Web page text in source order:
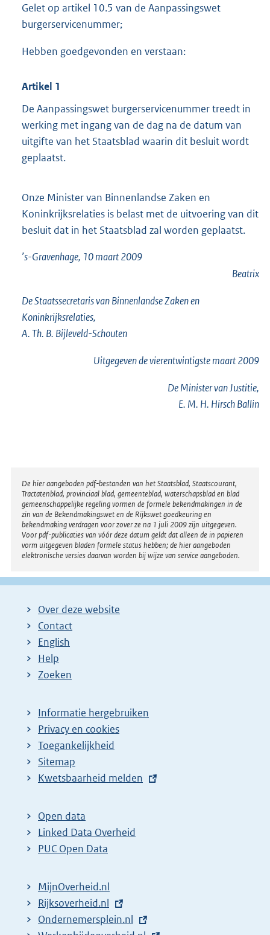
Gelet op artikel 10.5 van de Aanpassingswet
burgerservicenummer;
Hebben goedgevonden en verstaan:
Artikel 1
De Aanpassingswet burgerservicenummer treedt in
werking met ingang van de dag na de datum van
uitgifte van het Staatsblad waarin dit besluit wordt
geplaatst.
Onze Minister van Binnenlandse Zaken en
Koninkrijksrelaties is belast met de uitvoering van dit
besluit dat in het Staatsblad zal worden geplaatst.
’s-Gravenhage, 10 maart 2009
Beatrix
De Staatssecretaris van Binnenlandse Zaken en
Koninkrijksrelaties,
A. Th. B. Bijleveld-Schouten
Uitgegeven devierentwintigstemaart 2009
De Minister van Justitie,
E. M. H. Hirsch Ballin
Disclaimer
De hier aangeboden pdf-bestanden van het Staatsblad, Staatscourant,
Tractatenblad, provinciaal blad, gemeenteblad, waterschapsblad en blad
gemeenschappelijke regeling vormen de formele bekendmakingen in de
zin van de Bekendmakingswet en de Rijkswet goedkeuring en
bekendmaking verdragen voor zover ze na 1 juli 2009 zijn uitgegeven.
Voor pdf-publicaties van vóór deze datum geldt dat alleen de in papieren
vorm uitgegeven bladen formele status hebben; de hier aangeboden
elektronische versies daarvan worden bij wijze van service aangeboden.
Over deze website
Contact
English
Help
Zoeken
Informatie hergebruiken
Privacy en cookies
Toegankelijkheid
Sitemap
E
t
e
r
l
i
n
Kwetsbaarheid melden
Open data
Linked Data Overheid
PUC Open Data
MijnOverheid.nl
E
x
Rijksoverheid.nl
E
Ondernemersplein.nl